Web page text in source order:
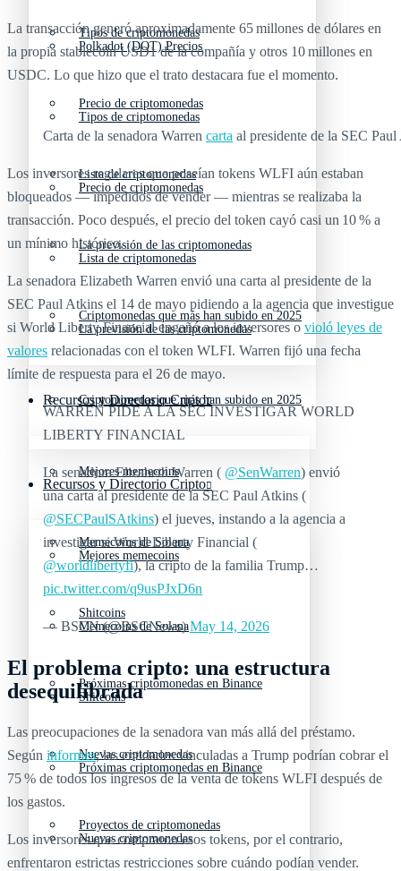
Tipos de criptomonedas
Precio de criptomonedas
Lista de criptomonedas
La previsión de las criptomonedas
Criptomonedas que más han subido en 2025
Recursos y Directorio Cripto
Mejores memecoins
Memecoins de Solana
Shitcoins
Próximas criptomonedas en Binance
Nuevas criptomonedas
Proyectos de criptomonedas
Polkadot (DOT) Precios
Tipos de criptomonedas
Precio de criptomonedas
Lista de criptomonedas
La previsión de las criptomonedas
Criptomonedas que más han subido en 2025
Recursos y Directorio Cripto
Mejores memecoins
Memecoins de Solana
Shitcoins
Próximas criptomonedas en Binance
Nuevas criptomonedas
La transacción generó aproximadamente 65 millones de dólares en
la propia stablecoin USD1 de la compañía y otros 10 millones en
USDC. Lo que hizo que el trato destacara fue el momento.
Carta de la senadora Warren carta al presidente de la SEC
Los inversores regulares que poseían tokens WLFI aún estaban
bloqueados — impedidos de vender — mientras se realizaba la
transacción. Poco después, el precio del token cayó casi un 10 % a
un mínimo histórico.
La senadora Elizabeth Warren envió una carta al presidente de la
SEC Paul Atkins el 14 de mayo pidiendo a la agencia que investigue
si World Liberty Financial engañó a los inversores o violó leyes de
valores relacionadas con el token WLFI. Warren fijó una fecha
límite de respuesta para el 26 de mayo.
WARREN PIDE A LA SEC INVESTIGAR WORLD
LIBERTY FINANCIAL
La senadora Elizabeth Warren ( @SenWarren) envió
una carta al presidente de la SEC Paul Atkins (
@SECPaulSAtkins) el jueves, instando a la agencia a
investigar si World Liberty Financial (
@worldlibertyfi), la cripto de la familia Trump…
pic.twitter.com/q9usPJxD6n
— BSCN (@BSCNews)May 14, 2026
El problema cripto: una estructura
desequilibrada
Las preocupaciones de la senadora van más allá del préstamo.
Según informes, las entidades vinculadas a Trump podrían cobrar el
75 % de todos los ingresos de la venta de tokens WLFI después de
los gastos.
Los inversores que compraron esos tokens, por el contrario,
enfrentaron estrictas restricciones sobre cuándo podían vender.